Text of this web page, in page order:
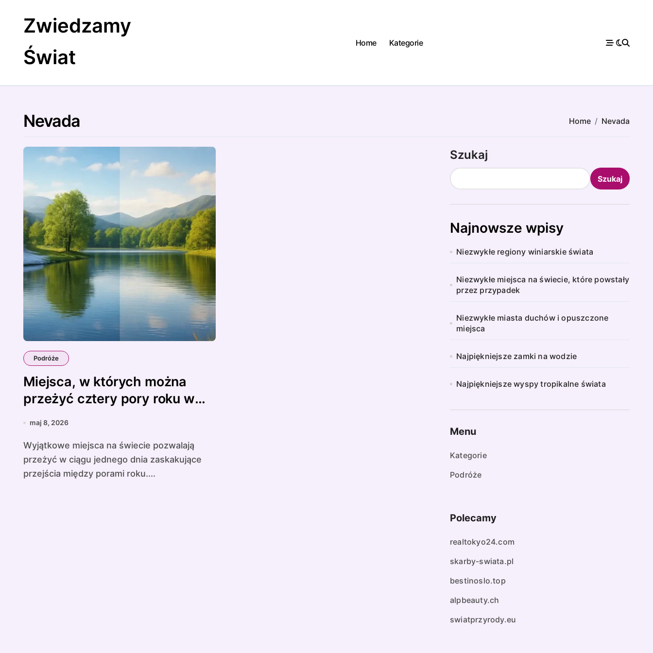
contentZwiedzamy
Świat
Home Kategorie
Nevada Home Nevada
Podróże
Miejsca, w których można
przeżyć cztery pory roku w
jeden dzień
maj 8, 2026
Wyjątkowe miejsca na świecie pozwalają
przeżyć w ciągu jednego dnia zaskakujące
przejścia między porami roku....
Szukaj
Szukaj
Najnowsze wpisy
Niezwykłe regiony winiarskie świata
Niezwykłe miejsca na świecie, które powstały
przez przypadek
Niezwykłe miasta duchów i opuszczone
miejsca
Najpiękniejsze zamki na wodzie
Najpiękniejsze wyspy tropikalne świata
Menu
Kategorie
Podróże
Polecamy
realtokyo24.com
skarby-swiata.pl
bestinoslo.top
alpbeauty.ch
swiatprzyrody.eu